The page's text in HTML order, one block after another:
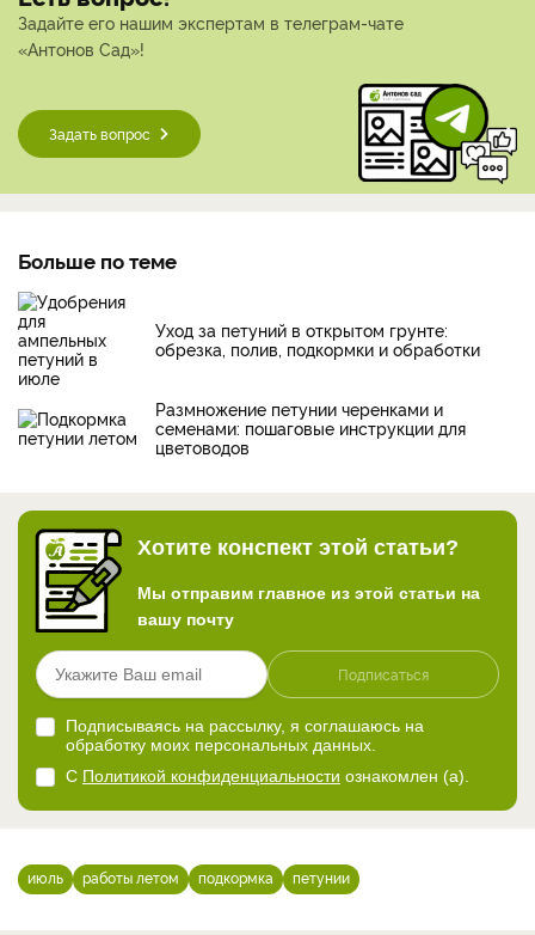
Задайте его нашим экспертам в телеграм-чате
«Антонов Сад»!
Задать вопрос
Больше по теме
Уход за петуний в открытом грунте:
обрезка, полив, подкормки и обработки
Размножение петунии черенками и
семенами: пошаговые инструкции для
цветоводов
Хотите конспект этой статьи?
Мы отправим главное из этой статьи на
вашу почту
Подписаться
Подписываясь на рассылку, я соглашаюсь на
обработку моих персональных данных.
С Политикой конфиденциальности ознакомлен (а).
июль работы летом подкормка петунии